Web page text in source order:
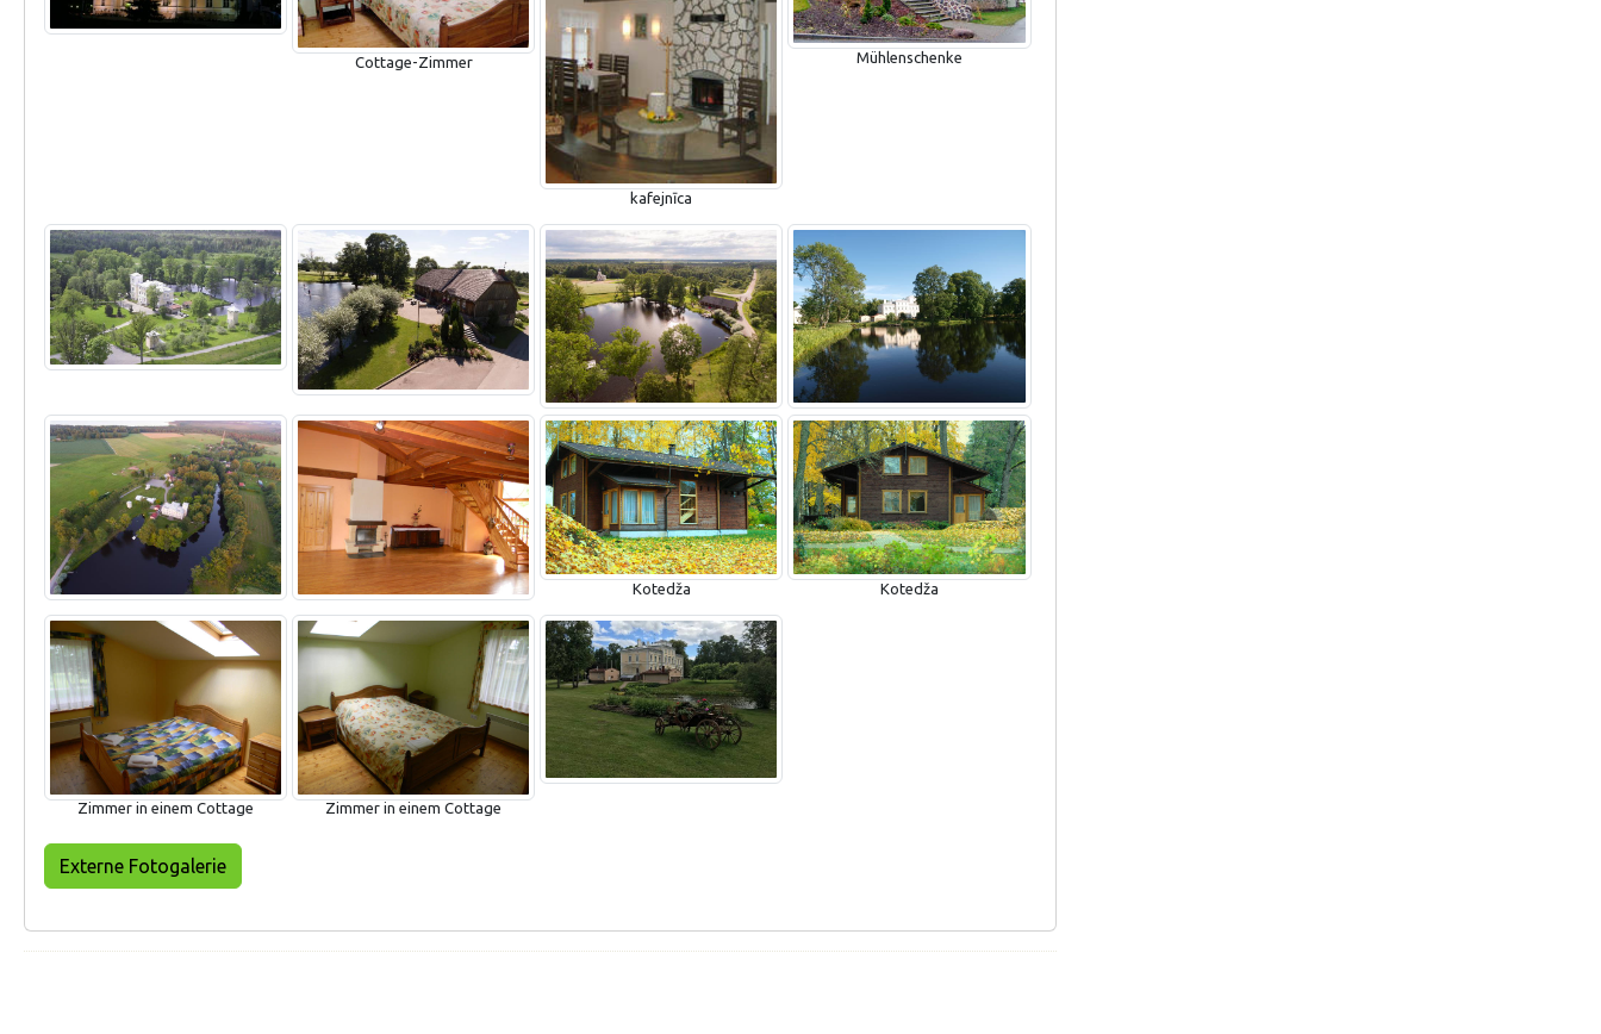
Cottage-Zimmer
kafejnīca
Mühlenschenke
Kotedža Kotedža
Zimmer in einem Cottage Zimmer in einem Cottage
Externe Fotogalerie